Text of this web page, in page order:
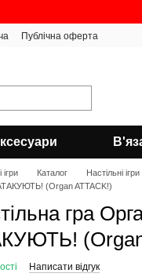
Публічна оферта
ігри Каталог Настільні ігри
(Organ ATTACK!)
гра
Написати відгук